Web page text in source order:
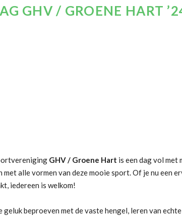
GHV / GROENE HART
GHV / Groene Hart is een dag vol
alle vormen van deze mooie sport. Of je nu een
iedereen is welkom!
beproeven met de vaste hengel, leren van